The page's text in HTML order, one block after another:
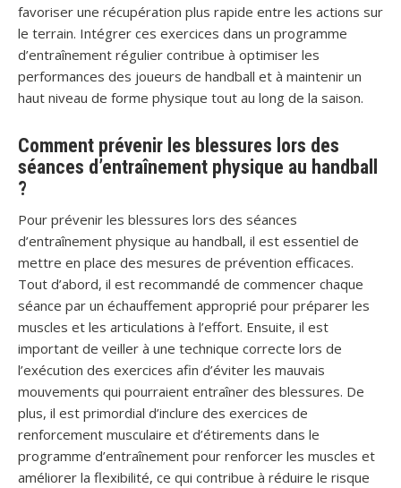
favoriser une récupération plus rapide entre les actions sur
le terrain. Intégrer ces exercices dans un programme
d’entraînement régulier contribue à optimiser les
performances des joueurs de handball et à maintenir un
haut niveau de forme physique tout au long de la saison.
Comment prévenir les blessures lors des
séances d’entraînement physique au handball
?
Pour prévenir les blessures lors des séances
d’entraînement physique au handball, il est essentiel de
mettre en place des mesures de prévention efficaces.
Tout d’abord, il est recommandé de commencer chaque
séance par un échauffement approprié pour préparer les
muscles et les articulations à l’effort. Ensuite, il est
important de veiller à une technique correcte lors de
l’exécution des exercices afin d’éviter les mauvais
mouvements qui pourraient entraîner des blessures. De
plus, il est primordial d’inclure des exercices de
renforcement musculaire et d’étirements dans le
programme d’entraînement pour renforcer les muscles et
améliorer la flexibilité, ce qui contribue à réduire le risque